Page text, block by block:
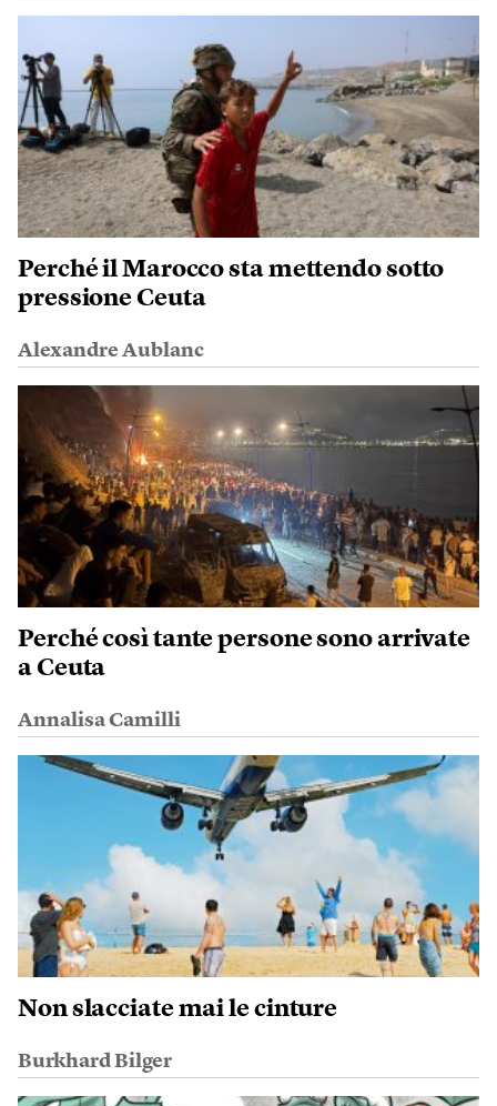
Perché il Marocco sta mettendo sotto
pressione Ceuta
Alexandre Aublanc
Perché così tante persone sono arrivate
a Ceuta
Annalisa Camilli
Non slacciate mai le cinture
Burkhard Bilger